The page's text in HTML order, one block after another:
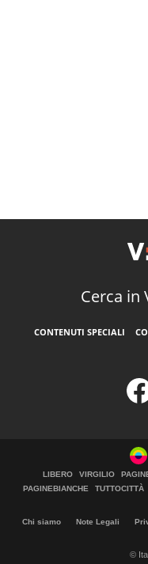
Cerca in
CONTENUTI SPECIALI
LIBERO VIRGILIO
PAGINEBIANCHE
TUTTOCITTÀ
Chi siamo Note Legali
©